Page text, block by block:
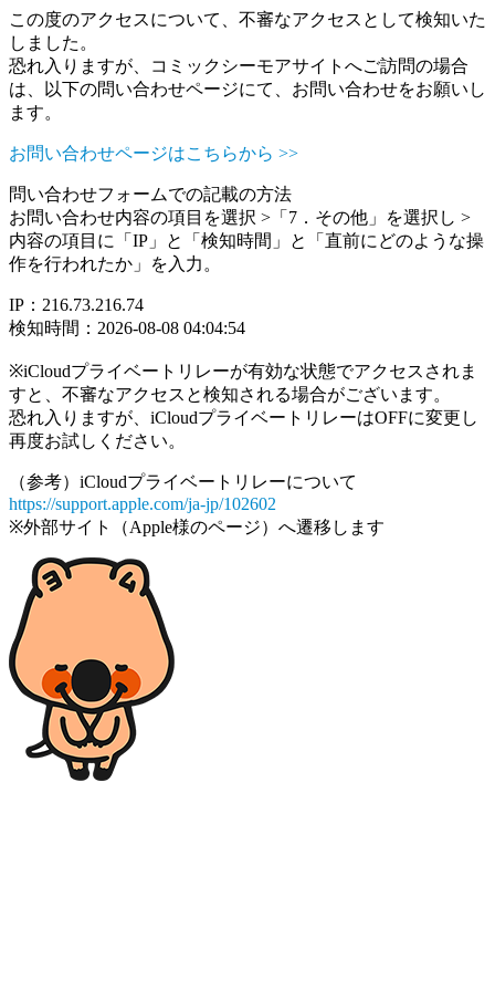
この度のアクセスについて、不審なアクセスとして検知いた
しました。
恐れ入りますが、コミックシーモアサイトへご訪問の場合
は、以下の問い合わせページにて、お問い合わせをお願いし
ます。
お問い合わせページはこちらから >>
問い合わせフォームでの記載の方法
お問い合わせ内容の項目を選択 >「7．その他」を選択し >
内容の項目に「IP」と「検知時間」と「直前にどのような操
作を行われたか」を入力。
IP：216.73.216.74
検知時間：2026-08-08 04:04:54
※iCloudプライベートリレーが有効な状態でアクセスされま
すと、不審なアクセスと検知される場合がございます。
恐れ入りますが、iCloudプライベートリレーはOFFに変更し
再度お試しください。
（参考）iCloudプライベートリレーについて
https://support.apple.com/ja-jp/102602
※外部サイト（Apple様のページ）へ遷移します